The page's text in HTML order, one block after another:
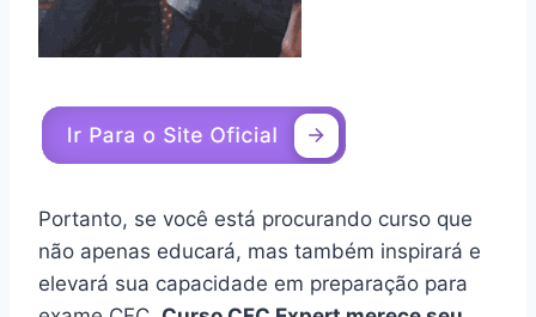
Portanto, se você está procurando curso que
não apenas educará, mas também inspirará e
elevará sua capacidade em preparação para